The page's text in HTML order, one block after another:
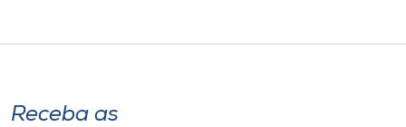
Receba as